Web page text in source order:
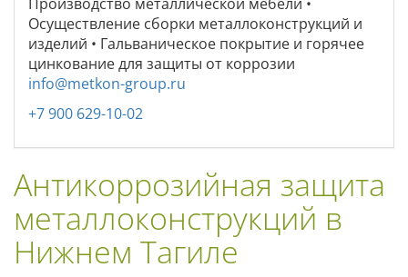
Осуществление сборки металлоконструкций и
изделий • Гальваническое покрытие и горячее
цинкование для защиты от коррозии
info@metkon-group.ru
+7 900 629-10-02
Антикоррозийная защита
металлоконструкций в
Нижнем Тагиле